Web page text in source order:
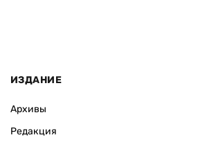
ИЗДАНИЕ
Архивы
Редакция